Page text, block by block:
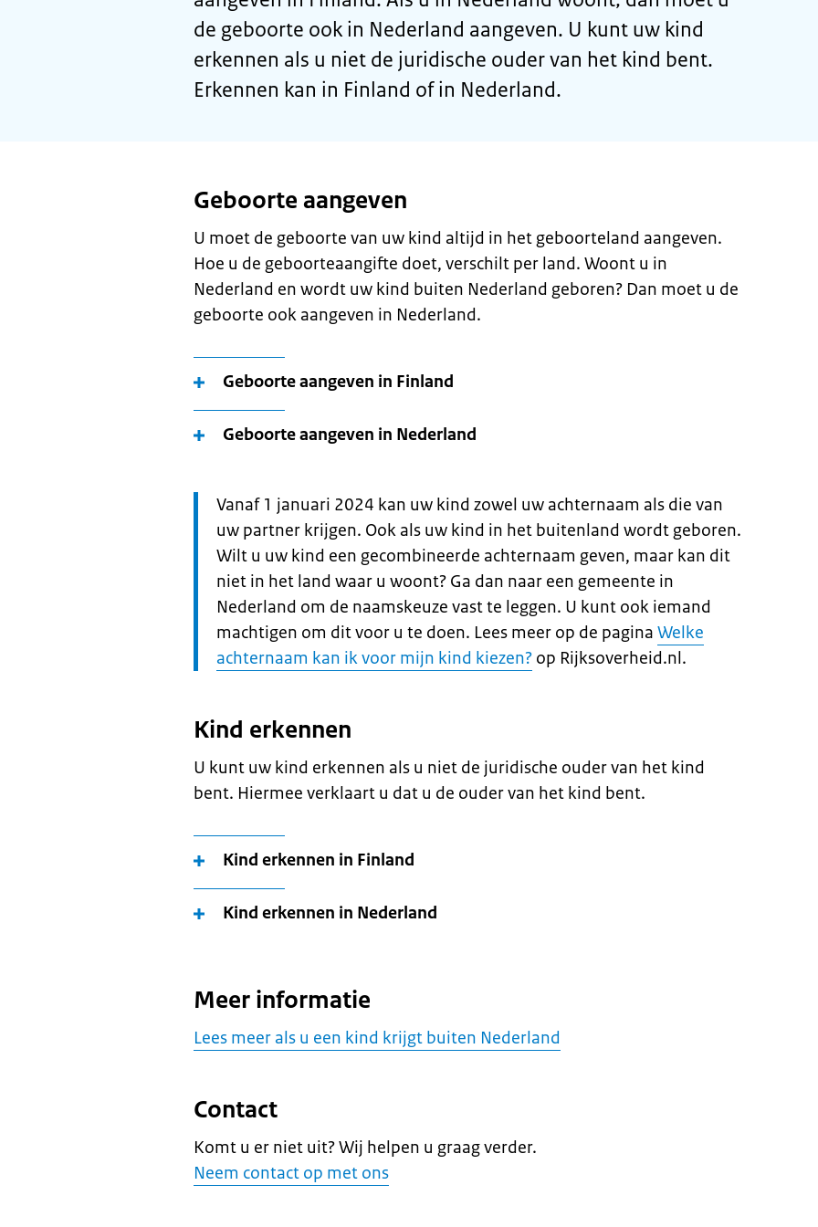
de geboorte ook in Nederland aangeven. U kunt uw kind
erkennen als u niet de juridische ouder van het kind bent.
Erkennen kan in Finland of in Nederland.
Geboorte aangeven
U moet de geboorte van uw kind altijd in het geboorteland aangeven.
Hoe u de geboorteaangifte doet, verschilt per land. Woont u in
Nederland en wordt uw kind buiten Nederland geboren? Dan moet u de
geboorte ook aangeven in Nederland.
Geboorte aangeven in Finland
Geboorte aangeven in Nederland
Let
op:
Vanaf 1 januari 2024 kan uw kind zowel uw achternaam als die van
uw partner krijgen. Ook als uw kind in het buitenland wordt geboren.
Wilt u uw kind een gecombineerde achternaam geven, maar kan dit
niet in het land waar u woont? Ga dan naar een gemeente in
Nederland om de naamskeuze vast te leggen. U kunt ook iemand
machtigen om dit voor u te doen. Lees meer op de pagina Welke
achternaam kan ik voor mijn kind kiezen? op Rijksoverheid.nl.
Kind erkennen
U kunt uw kind erkennen als u niet de juridische ouder van het kind
bent. Hiermee verklaart u dat u de ouder van het kind bent.
Kind erkennen in Finland
Kind erkennen in Nederland
Meer informatie
Lees meer als u een kind krijgt buiten Nederland
Contact
Komt u er niet uit? Wij helpen u graag verder.
Neem contact op met ons